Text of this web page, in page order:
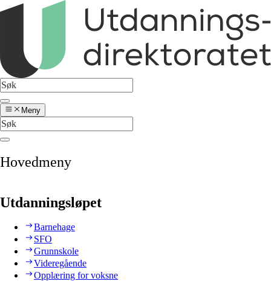
Meny
Hovedmeny
Utdanningsløpet
Barnehage
SFO
Grunnskole
Videregående
Opplæring for voksne